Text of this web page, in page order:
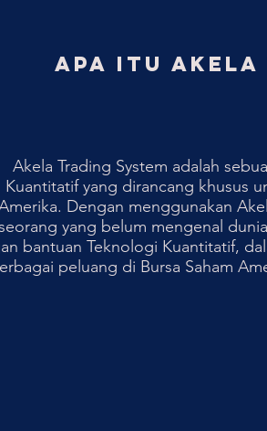
Apa itu
Akela Trading System adalah
Kuantitatif yang dirancang khusus
Dengan menggunakan
yang belum mengenal
bantuan Teknologi Kuantitatif,
peluang di Bursa Saham